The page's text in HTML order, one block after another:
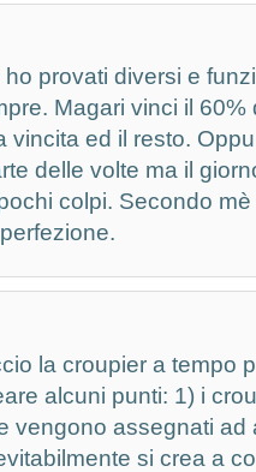
provati diversi e
Magari vinci il 60%
vincita ed il resto.
delle volte ma il
colpi. Secondo
la croupier a tempo
alcuni punti: 1) i
vengono assegnati ad
si crea a